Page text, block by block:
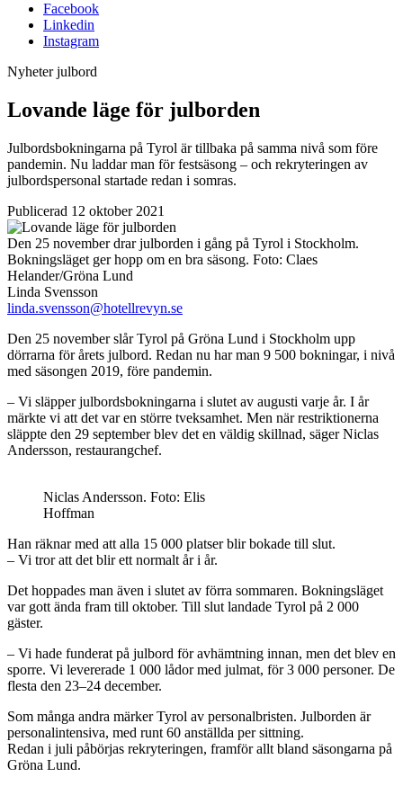
Facebook
Linkedin
Instagram
Nyheterjulbord
Lovande läge för julborden
Julbordsbokningarna på Tyrol är tillbaka på samma nivå som före
pandemin. Nu laddar man för festsäsong – och rekryteringen av
julbordspersonal startade redan i somras.
Publicerad 12 oktober 2021
Den 25 november drar julborden i gång på Tyrol i Stockholm.
Bokningsläget ger hopp om en bra säsong. Foto: Claes
Helander/Gröna Lund
Linda Svensson
linda.svensson@hotellrevyn.se
Den 25 november slår Tyrol på Gröna Lund i Stockholm upp
dörrarna för årets julbord. Redan nu har man 9 500 bokningar, i nivå
med säsongen 2019, före pandemin.
– Vi släpper julbordsbokningarna i slutet av augusti varje år. I år
märkte vi att det var en större tveksamhet. Men när restriktionerna
släppte den 29 september blev det en väldig skillnad, säger Niclas
Andersson, restaurangchef.
Niclas Andersson. Foto: Elis
Hoffman
Han räknar med att alla 15 000 platser blir bokade till slut.
– Vi tror att det blir ett normalt år i år.
Det hoppades man även i slutet av förra sommaren. Bokningsläget
var gott ända fram till oktober. Till slut landade Tyrol på 2 000
gäster.
– Vi hade funderat på julbord för avhämtning innan, men det blev en
sporre. Vi levererade 1 000 lådor med julmat, för 3 000 personer. De
flesta den 23–24 december.
Som många andra märker Tyrol av personalbristen. Julborden är
personalintensiva, med runt 60 anställda per sittning.
Redan i juli påbörjas rekryteringen, framför allt bland säsongarna på
Gröna Lund.